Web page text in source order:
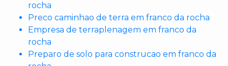
rocha
Preco caminhao de terra em franco da rocha
Empresa de terraplenagem em franco da
rocha
Preparo de solo para construcao em franco da